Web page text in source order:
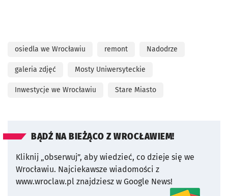
osiedla we Wrocławiu remont Nadodrze
galeria zdjęć Mosty Uniwersyteckie
Inwestycje we Wrocławiu Stare Miasto
BĄDŹ NA BIEŻĄCO Z WROCŁAWIEM!
Kliknij „obserwuj”, aby wiedzieć, co dzieje się we
Wrocławiu. Najciekawsze wiadomości z
www.wroclaw.pl znajdziesz w Google News!